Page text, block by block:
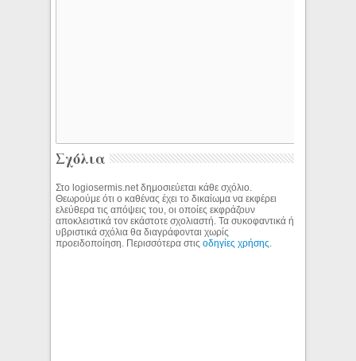
Σχόλια
Στο logiosermis.net δημοσιεύεται κάθε σχόλιο.
Θεωρούμε ότι ο καθένας έχει το δικαίωμα να εκφέρει
ελεύθερα τις απόψεις του, οι οποίες εκφράζουν
αποκλειστικά τον εκάστοτε σχολιαστή. Τα συκοφαντικά ή
υβριστικά σχόλια θα διαγράφονται χωρίς
προειδοποίηση. Περισσότερα στιςοδηγίες χρήσης